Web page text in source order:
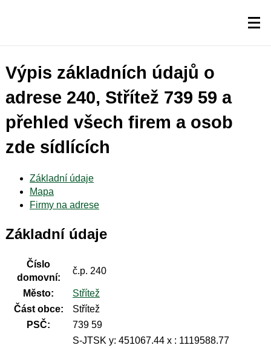
Výpis základních údajů o
adrese 240, Střítež 739 59 a
přehled všech firem a osob
zde sídlících
Základní údaje
Mapa
Firmy na adrese
Základní údaje
Číslo
domovní:
č.p. 240
Město:
Střítež
Část obce:
Střítež
PSČ:
739 59
S-JTSK y: 451067.44 x : 1119588.77